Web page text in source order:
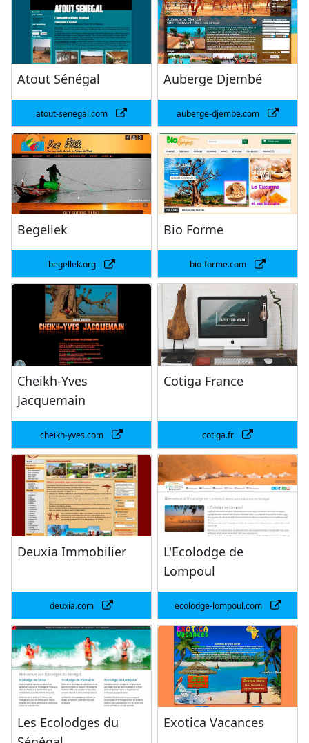
Atout Sénégal
atout-senegal.com
Auberge Djembé
auberge-djembe.com
Begellek
begellek.org
Bio Forme
bio-forme.com
Cheikh-Yves
Jacquemain
cheikh-yves.com
Cotiga France
cotiga.fr
Deuxia Immobilier
deuxia.com
L'Ecolodge de
Lompoul
ecolodge-lompoul.com
Les Ecolodges du
Exotica Vacances